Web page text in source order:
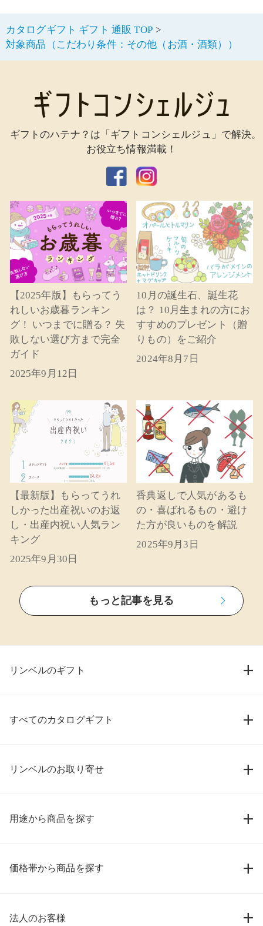
カタログギフト ギフト 通販 TOP
対象商品（こだわり条件：その他（お酒・酒類））
ギフトのハテナ？は「ギフトコンシェルジュ」で解決。
お役立ち情報満載！
【2025年版】もらってう
れしいお歳暮ランキン
グ！ いつまでに贈る？ 失
敗しない選び方まで完全
ガイド
2025年9月12日
10月の誕生石、誕生花
は？ 10月生まれの方にお
すすめのプレゼント（贈
りもの）をご紹介
2024年8月7日
【最新版】もらってうれ
しかった出産祝いのお返
し・出産内祝い人気ラン
キング
2025年9月30日
香典返しで人気があるも
の・喜ばれるもの・避け
た方が良いものを解説
2025年9月3日
もっと記事を見る
リンベルのギフト
すべてのカタログギフト
リンベルのお取り寄せ
用途から商品を探す
価格帯から商品を探す
法人のお客様